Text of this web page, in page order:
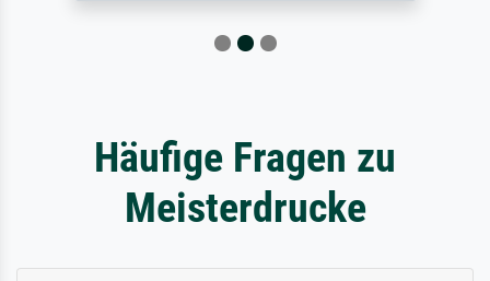
Häufige Fragen zu
Meisterdrucke